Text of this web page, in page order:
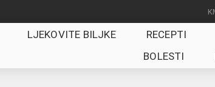
LJEKOVITE BILJKE RECEPTI
BOLESTI